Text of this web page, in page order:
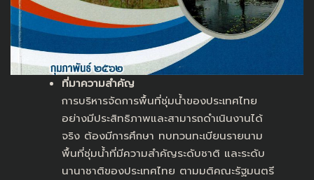
ที่มาความสำคัญ
การบริหารจัดการพื้นที่ชุ่มน้ำของประเทศไทย
อย่างมีประสิทธิภาพและสามารถดำเนินงานได้
จริง ต้องมีการศึกษา ทบทวนทะเบียนรายนาม
พื้นที่ชุ่มน้ำที่มีความสำคัญระดับชาติ และระดับ
นานาชาติของประเทศไทย ตามมติคณะรัฐมนตรี